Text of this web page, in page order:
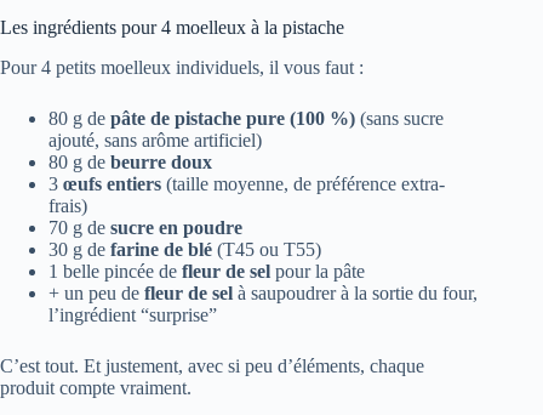
Les ingrédients pour 4 moelleux à la pistache
Pour 4 petits moelleux individuels, il vous faut :
80 g de pâte de pistache pure (100 %) (sans sucre
ajouté, sans arôme artificiel)
80 g de beurre doux
3 œufs entiers (taille moyenne, de préférence extra-
frais)
70 g de sucre en poudre
30 g de farine de blé (T45 ou T55)
1 belle pincée de fleur de sel pour la pâte
+ un peu de fleur de sel à saupoudrer à la sortie du four,
l’ingrédient “surprise”
C’est tout. Et justement, avec si peu d’éléments, chaque
produit compte vraiment.